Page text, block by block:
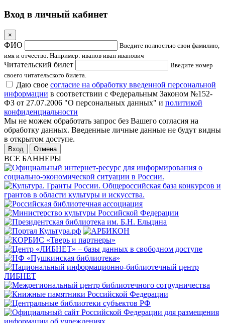
Вход в личный кабинет
×
ФИО
Введите полностью свои фамилию,
имя и отчество. Например: иванов иван иванович
Читательский билет
Введите номер
своего читательского билета.
Даю свое согласие на обработку введенной персональной
информации в соответствии с Федеральным Законом №152-
ФЗ от 27.07.2006 "О персональных данных" и политикой
конфиденциальности
Мы не можем обработать запрос без Вашего согласия на
обработку данных. Введенные личные данные не будут видны
в открытом доступе.
Отмена
ВСЕ БАННЕРЫ